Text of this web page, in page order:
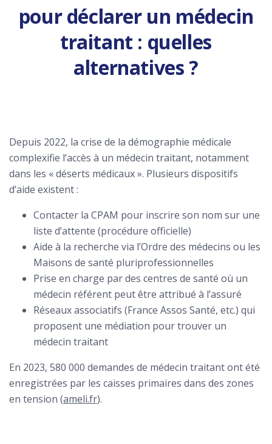
pour déclarer un médecin
traitant : quelles
alternatives ?
Depuis 2022, la crise de la démographie médicale
complexifie l’accès à un médecin traitant, notamment
dans les « déserts médicaux ». Plusieurs dispositifs
d’aide existent :
Contacter la CPAM pour inscrire son nom sur une
liste d’attente (procédure officielle)
Aide à la recherche via l’Ordre des médecins ou les
Maisons de santé pluriprofessionnelles
Prise en charge par des centres de santé où un
médecin référent peut être attribué à l’assuré
Réseaux associatifs (France Assos Santé, etc.) qui
proposent une médiation pour trouver un
médecin traitant
En 2023, 580 000 demandes de médecin traitant ont été
enregistrées par les caisses primaires dans des zones
en tension (ameli.fr).